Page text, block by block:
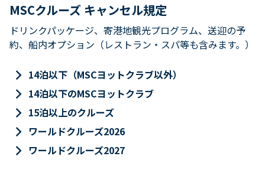
MSCクルーズ キャンセル規定
ドリンクパッケージ、寄港地観光プログラム、送迎の予
約、船内オプション（レストラン・スパ等も含みます。）
keyboard_arrow_right 14泊以下（MSCヨットクラブ以外）
keyboard_arrow_right 14泊以下のMSCヨットクラブ
keyboard_arrow_right 15泊以上のクルーズ
keyboard_arrow_right ワールドクルーズ2026
keyboard_arrow_right ワールドクルーズ2027